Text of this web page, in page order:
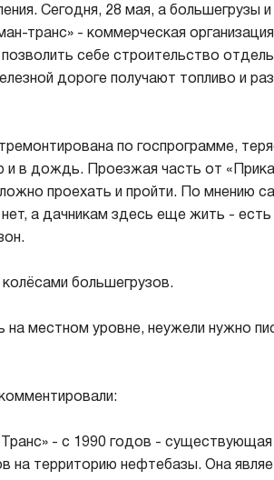
Сегодня, 28 мая, а большегрузы
транс» - коммерческая
себе строительство
дороге получают топливо и
по госпрограмме,
в дождь. Проезжая часть от
проехать и пройти. По мнению
а дачникам здесь еще жить - есть
большегрузов.
местном уровне, неужели нужно
- с 1990 годов -
на территорию нефтебазы. Она